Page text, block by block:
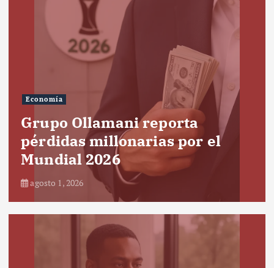
Economía
Grupo Ollamani reporta
pérdidas millonarias por el
Mundial 2026
agosto 1, 2026